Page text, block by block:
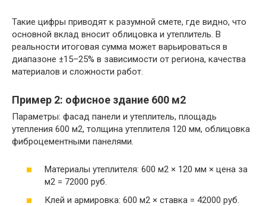
Такие цифры приводят к разумной смете, где видно, что
основной вклад вносит облицовка и утеплитель. В
реальности итоговая сумма может варьироваться в
диапазоне ±15–25% в зависимости от региона, качества
материалов и сложности работ.
Пример 2: офисное здание 600 м2
Параметры: фасад панели и утеплитель, площадь
утепления 600 м2, толщина утеплителя 120 мм, облицовка
фиброцементными панелями.
Материалы утеплителя: 600 м2 × 120 мм × цена за
м2 = 72000 руб.
Клей и армировка: 600 м2 × ставка = 42000 руб.